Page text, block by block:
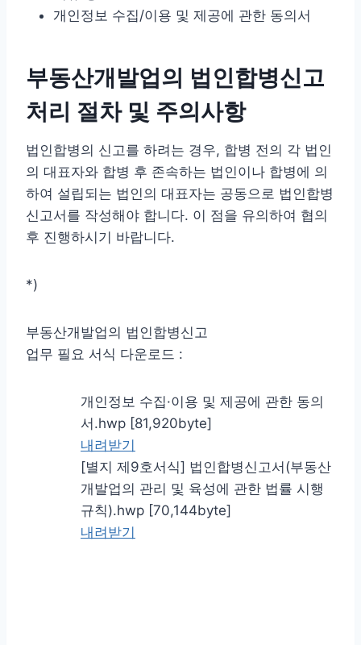
개인정보 수집/이용 및 제공에 관한 동의서
부동산개발업의 법인합병신고
처리 절차 및 주의사항
법인합병의 신고를 하려는 경우, 합병 전의 각 법인
의 대표자와 합병 후 존속하는 법인이나 합병에 의
하여 설립되는 법인의 대표자는 공동으로 법인합병
신고서를 작성해야 합니다. 이 점을 유의하여 협의
후 진행하시기 바랍니다.
*)
부동산개발업의 법인합병신고
업무 필요 서식 다운로드 :
개인정보 수집·이용 및 제공에 관한 동의
서.hwp [81,920byte]
내려받기
[별지 제9호서식] 법인합병신고서(부동산
개발업의 관리 및 육성에 관한 법률 시행
규칙).hwp [70,144byte]
내려받기